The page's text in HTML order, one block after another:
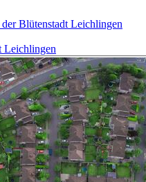
Blütenstadt Leichlingen
Leichlingen